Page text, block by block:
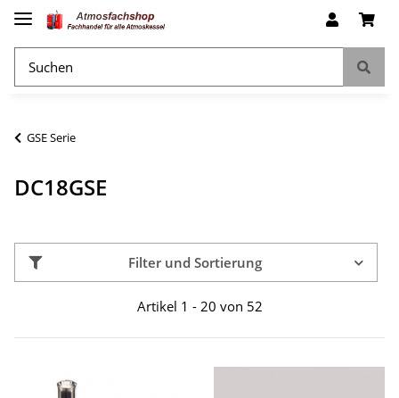
GSE Serie
DC18GSE
Filter und Sortierung
Artikel 1 - 20 von 52